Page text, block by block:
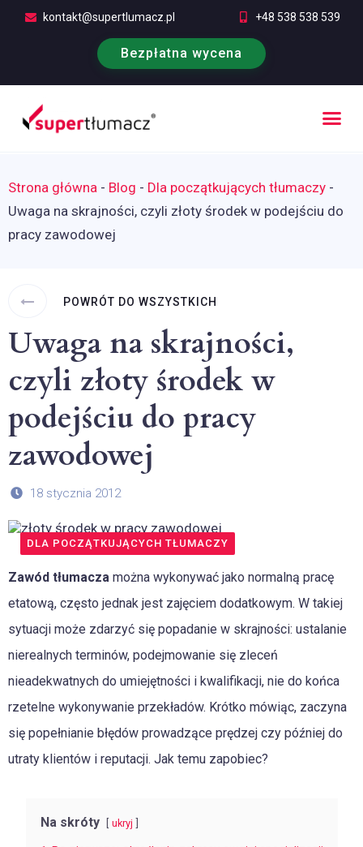
kontakt@supertlumacz.pl +48 538 538 539
Bezpłatna wycena
Strona główna - Blog - Dla początkujących tłumaczy -
Uwaga na skrajności, czyli złoty środek w podejściu do
pracy zawodowej
POWRÓT DO WSZYSTKICH
Uwaga na skrajności,
czyli złoty środek w
podejściu do pracy
zawodowej
18 stycznia 2012
DLA POCZĄTKUJĄCYCH TŁUMACZY
Zawód tłumacza można wykonywać jako normalną pracę
etatową, często jednak jest zajęciem dodatkowym. W takiej
sytuacji może zdarzyć się popadanie w skrajności: ustalanie
nierealnych terminów, podejmowanie się zleceń
nieadekwatnych do umiejętności i kwalifikacji, nie do końca
rzetelne wykonywanie przekładów. Krótko mówiąc, zaczyna
się popełnianie błędów prowadzące prędzej czy później do
utraty klientów i reputacji. Jak temu zapobiec?
Na skróty ukryj